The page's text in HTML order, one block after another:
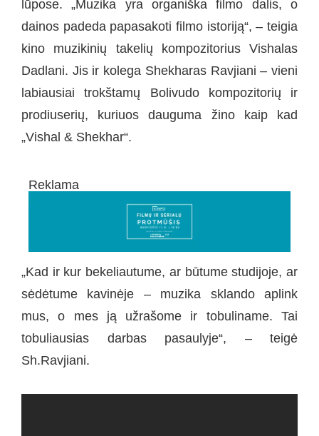
lūpose. „Muzika yra organiška filmo dalis, o
dainos padeda papasakoti filmo istoriją“, – teigia
kino muzikinių takelių kompozitorius Vishalas
Dadlani. Jis ir kolega Shekharas Ravjiani – vieni
labiausiai trokštamų Bolivudo kompozitorių ir
prodiuserių, kuriuos dauguma žino kaip kad
„Vishal & Shekhar“.
Reklama
„Kad ir kur bekeliautume, ar būtume studijoje, ar
sėdėtume kavinėje – muzika sklando aplink
mus, o mes ją užrašome ir tobuliname. Tai
tobuliausias darbas pasaulyje“, – teigė
Sh.Ravjiani.